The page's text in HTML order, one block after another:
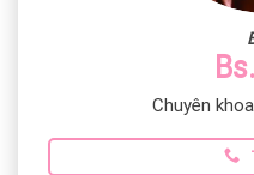
Chuyên